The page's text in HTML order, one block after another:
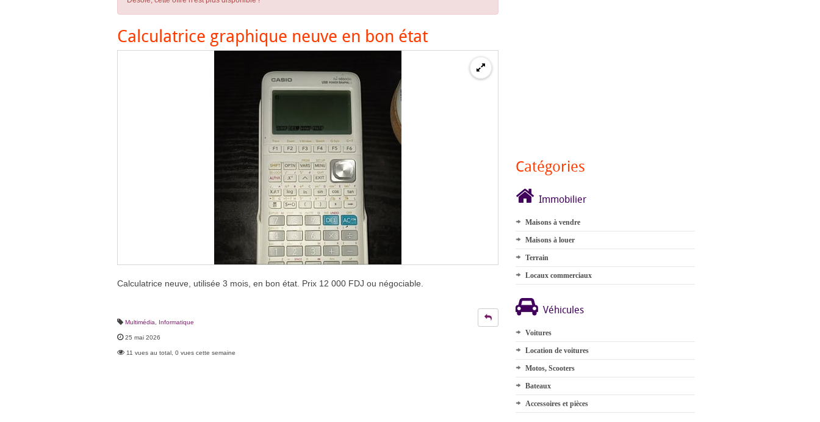
Calculatrice graphique neuve en bon état
Calculatrice neuve, utilisée 3 mois, en bon état. Prix 12 000 FDJ ou négociable.
Multimédia Informatique
25 mai 2026
11 vues au total, 0 vues cette semaine
Catégories
Immobilier
Maisons à vendre
Maisons à louer
Terrain
Locaux commerciaux
Véhicules
Voitures
Location de voitures
Motos, Scooters
Bateaux
Accessoires et pièces